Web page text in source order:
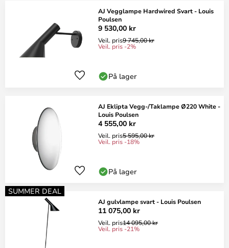
AJ Vegglampe Hardwired Svart - Louis
Poulsen
9 530,00 kr
Veil. pris9 745,00 kr
Veil. pris -2%
På lager
AJ Eklipta Vegg-/Taklampe Ø220 White -
Louis Poulsen
4 555,00 kr
Veil. pris5 595,00 kr
Veil. pris -18%
På lager
SUMMER DEAL
AJ gulvlampe svart - Louis Poulsen
11 075,00 kr
Veil. pris14 095,00 kr
Veil. pris -21%